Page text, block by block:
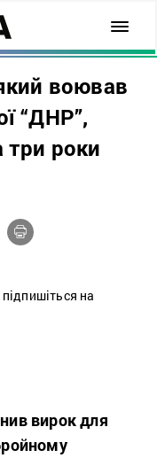
воював
“ДНР”,
три роки
на
вирок для